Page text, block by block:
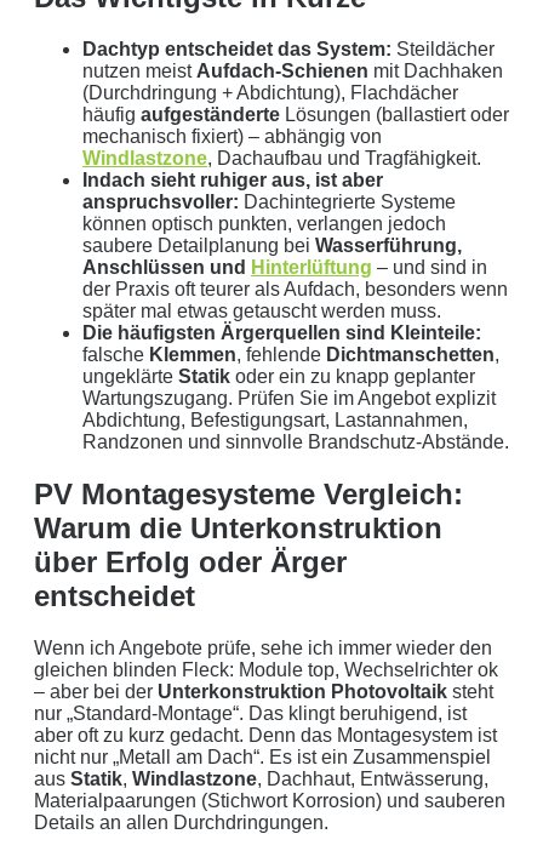
Dachtyp entscheidet das System: Steildächer
nutzen meist Aufdach-Schienen mit Dachhaken
(Durchdringung + Abdichtung), Flachdächer
häufig aufgeständerte Lösungen (ballastiert oder
mechanisch fixiert) – abhängig von
Windlastzone, Dachaufbau und Tragfähigkeit.
Indach sieht ruhiger aus, ist aber
anspruchsvoller: Dachintegrierte Systeme
können optisch punkten, verlangen jedoch
saubere Detailplanung bei Wasserführung,
Anschlüssen und Hinterlüftung – und sind in
der Praxis oft teurer als Aufdach, besonders wenn
später mal etwas getauscht werden muss.
Die häufigsten Ärgerquellen sind Kleinteile:
falsche Klemmen, fehlende Dichtmanschetten,
ungeklärte Statik oder ein zu knapp geplanter
Wartungszugang. Prüfen Sie im Angebot explizit
Abdichtung, Befestigungsart, Lastannahmen,
Randzonen und sinnvolle Brandschutz-Abstände.
PV Montagesysteme Vergleich:
Warum die Unterkonstruktion
über Erfolg oder Ärger
entscheidet
Wenn ich Angebote prüfe, sehe ich immer wieder den
gleichen blinden Fleck: Module top, Wechselrichter ok
– aber bei der Unterkonstruktion Photovoltaik steht
nur „Standard-Montage“. Das klingt beruhigend, ist
aber oft zu kurz gedacht. Denn das Montagesystem ist
nicht nur „Metall am Dach“. Es ist ein Zusammenspiel
aus Statik, Windlastzone, Dachhaut, Entwässerung,
Materialpaarungen (Stichwort Korrosion) und sauberen
Details an allen Durchdringungen.